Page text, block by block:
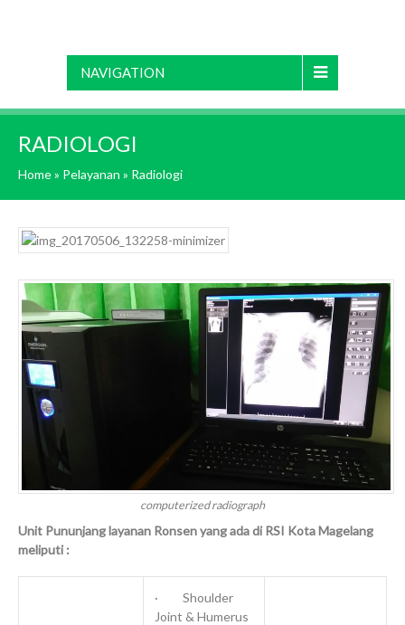
NAVIGATION
RADIOLOGI
Home» Pelayanan » Radiologi
computerized radiograph
Unit Pununjang layanan Ronsen yang ada di RSI Kota Magelang
meliputi :
· Shoulder
Joint & Humerus